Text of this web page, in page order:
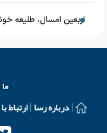
اربعین امسال، طلیعه
درباره رسا ارتباط